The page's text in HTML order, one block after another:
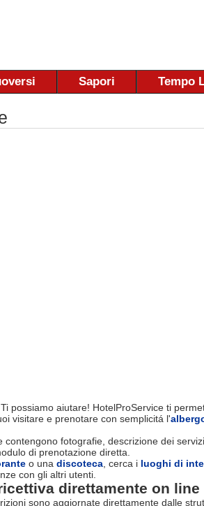
Sapori Tempo
Ti possiamo aiutare! HotelProService ti
visitare e prenotare con semplicitá l'
contengono fotografie, descrizione dei
di prenotazione diretta.
o una discoteca , cerca i luoghi di
con gli altri utenti.
direttamente on line
sono aggiornate direttamente dalle